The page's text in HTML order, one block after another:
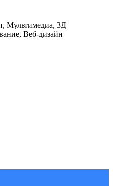
Мультимедиа, 3Д
Веб-дизайн